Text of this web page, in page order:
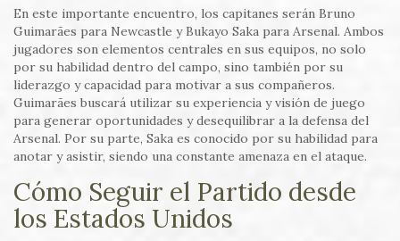
En este importante encuentro, los capitanes serán Bruno
Guimarães para Newcastle y Bukayo Saka para Arsenal. Ambos
jugadores son elementos centrales en sus equipos, no solo
por su habilidad dentro del campo, sino también por su
liderazgo y capacidad para motivar a sus compañeros.
Guimarães buscará utilizar su experiencia y visión de juego
para generar oportunidades y desequilibrar a la defensa del
Arsenal. Por su parte, Saka es conocido por su habilidad para
anotar y asistir, siendo una constante amenaza en el ataque.
Cómo Seguir el Partido desde
los Estados Unidos